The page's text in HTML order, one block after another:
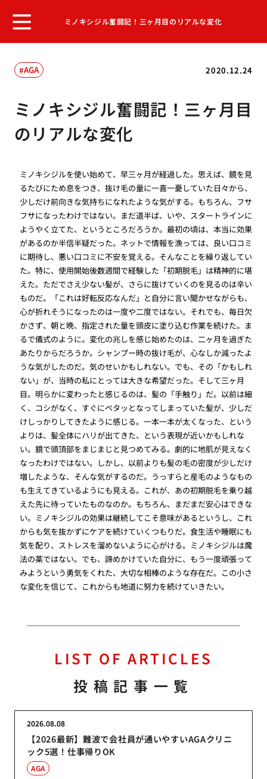
ミノキシジル奮闘記！三ヶ月目のリアルな変化
2020.12.24
AGA
ミノキシジル奮闘記！三ヶ月目
のリアルな変化
ミノキシジルを使い始めて、早三ヶ月が経過した。思えば、鏡を見
るたびにため息をつき、抜け毛の量に一喜一憂していた日々から、
少しだけ前向きな気持ちになれたような気がする。もちろん、フサ
フサになったわけではない。まだ道半ば、いや、スタートラインに
ようやく立てた、というところだろうか。最初の頃は、本当に効果
があるのか半信半疑だった。ネットで情報を漁っては、良い口コミ
に期待し、悪い口コミに不安を覚える。そんなことを繰り返してい
た。特に、使用開始後数週間で経験した「初期脱毛」は精神的に堪
えた。ただでさえ少ない髪が、さらに抜けていくのを見るのは辛い
ものだ。「これは好転反応なんだ」と自分に言い聞かせながらも、
心が折れそうになったのは一度や二度ではない。それでも、毎日欠
かさず、朝と晩、指定された量を頭皮に塗り込む作業を続けた。ま
るで儀式のように。変化の兆しを感じ始めたのは、二ヶ月を過ぎた
あたりからだろうか。シャンプー時の抜け毛が、心なしか減ったよ
うな気がしたのだ。気のせいかもしれない。でも、その「かもしれ
ない」が、当時の私にとっては大きな希望だった。そして三ヶ月
目。明らかに変わったと感じるのは、髪の「手触り」だ。以前は細
く、コシがなく、すぐにペタッとなってしまっていた髪が、少しだ
けしっかりしてきたように感じる。一本一本が太くなった、という
よりは、髪全体にハリが出てきた、という表現が近いかもしれな
い。鏡で頭頂部をまじまじと見つめてみる。劇的に地肌が見えなく
なったわけではない。しかし、以前よりも髪の毛の密度が少しだけ
増したような、そんな気がするのだ。うっすらと産毛のようなもの
も生えてきているようにも見える。これが、あの初期脱毛を乗り越
えた先に待っていたものなのか。もちろん、まだまだ安心はできな
い。ミノキシジルの効果は継続してこそ意味があるというし、これ
からも気を抜かずにケアを続けていくつもりだ。食生活や睡眠にも
気を配り、ストレスを溜めないように心がける。ミノキシジルは魔
法の薬ではない。でも、諦めかけていた自分に、もう一度頑張って
みようという勇気をくれた、大切な相棒のような存在だ。この小さ
な変化を信じて、これからも地道に努力を続けていきたい。
LIST OF ARTICLES
投稿記事一覧
【2026最新】難波で会社員が通いやすいAGAクリニ
ック5選！仕事帰りOK
2026.08.08
AGA